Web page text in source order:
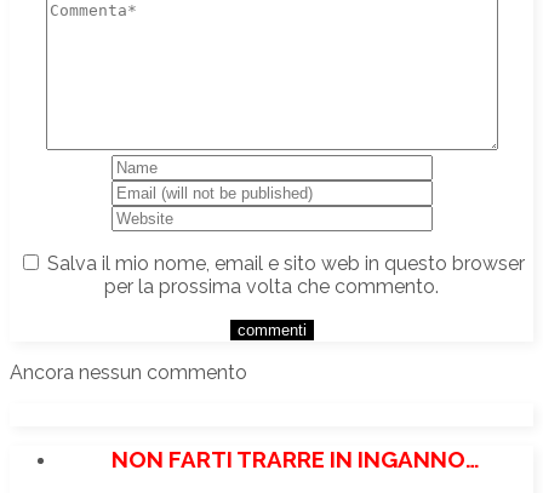
Salva il mio nome, email e sito web in questo browser
per la prossima volta che commento.
Ancora nessun commento
NON FARTI TRARRE IN INGANNO…